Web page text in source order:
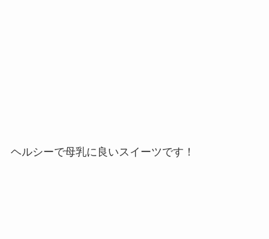
ヘルシーで母乳に良いスイーツです！